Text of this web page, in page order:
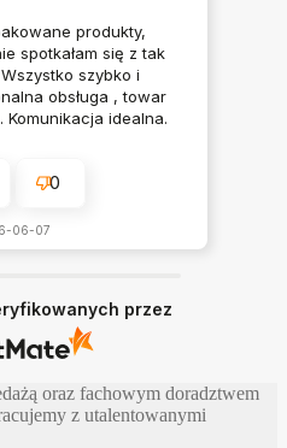
produkty,
spotkałam się z tak
szybko i
obsługa , towar
idealna.
0
06-07
przez
oraz fachowym doradztwem
z utalentowanymi